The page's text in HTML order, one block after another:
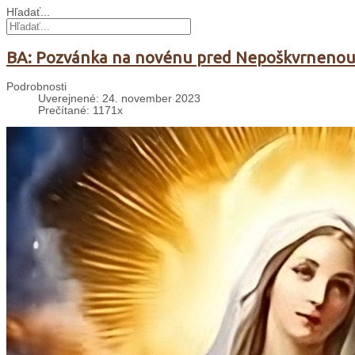
Hľadať...
BA: Pozvánka na novénu pred Nepoškvrnenou
Podrobnosti
Uverejnené: 24. november 2023
Prečítané: 1171x